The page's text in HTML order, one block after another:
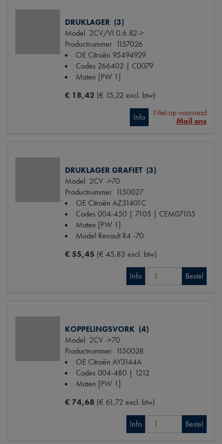
DRUKLAGER (3)
Model 2CV/VI 0.6 82->
Productnummer 1157026
OE Citroën 95494929
Codes 266402 | C0079
Maten [PW 1]
€ 18,42 (€ 15,22 excl. btw)
Info
Niet op voorraad
Mail ons
DRUKLAGER GRAFIET (3)
Model 2CV ->70
Productnummer 1150027
OE Citroën AZ31401C
Codes 004-450 | 7105 | CEM07105
Maten [PW 1]
Model Renault R4 -70
€ 55,45 (€ 45,83 excl. btw)
Info Bestel
KOPPELINGSVORK (4)
Model 2CV ->70
Productnummer 1150028
OE Citroën AY3144A
Codes 004-480 | 1212
Maten [PW 1]
€ 74,68 (€ 61,72 excl. btw)
Info Bestel